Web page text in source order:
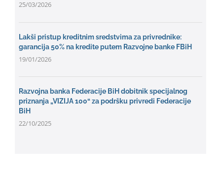
25/03/2026
Lakši pristup kreditnim sredstvima za privrednike:
garancija 50% na kredite putem Razvojne banke FBiH
19/01/2026
Razvojna banka Federacije BiH dobitnik specijalnog
priznanja „VIZIJA 100“ za podršku privredi Federacije
BiH
22/10/2025